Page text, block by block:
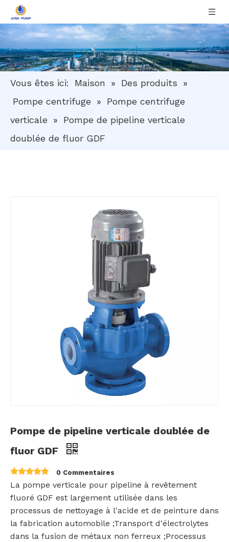
Vous êtes ici: Maison » Des produits
»
Pompe centrifuge
»
Pompe centrifuge
verticale
»
Pompe de pipeline verticale
doublée de fluor GDF
Pompe de pipeline verticale doublée de
fluor GDF
0 Commentaires
La pompe verticale pour pipeline à revêtement
fluoré GDF est largement utilisée dans les
processus de nettoyage à l'acide et de peinture dans
la fabrication automobile ;Transport d'électrolytes
dans la fusion de métaux non ferreux ;Processus